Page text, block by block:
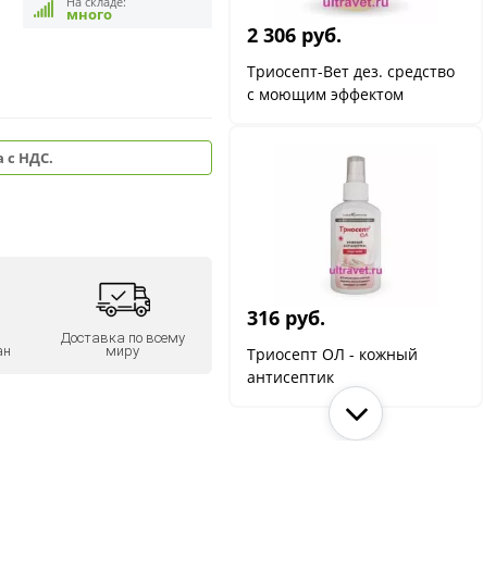
много
с НДС.
Доставка по всему
миру
2 306 руб.
Триосепт-Вет дез. средство
с моющим эффектом
316 руб.
Триосепт ОЛ - кожный
антисептик